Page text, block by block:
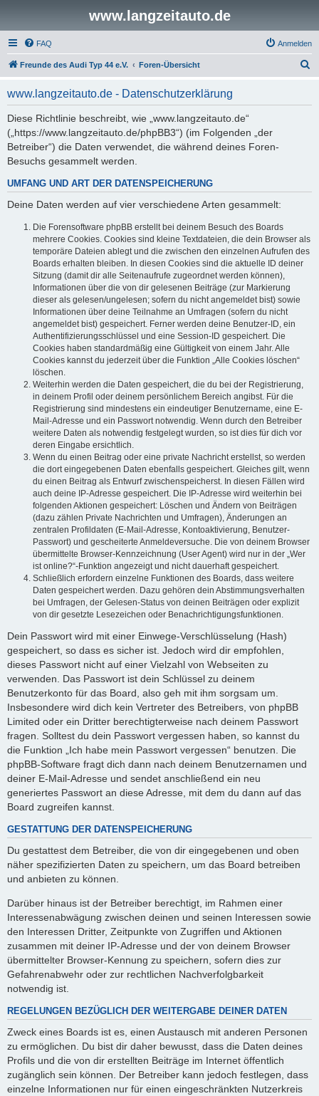
www.langzeitauto.de
FAQ Anmelden
Freunde des Audi Typ 44 e.V. Foren-Übersicht
www.langzeitauto.de - Datenschutzerklärung
Diese Richtlinie beschreibt, wie „www.langzeitauto.de“
(„https://www.langzeitauto.de/phpBB3“) (im Folgenden „der
Betreiber“) die Daten verwendet, die während deines Foren-
Besuchs gesammelt werden.
UMFANG UND ART DER DATENSPEICHERUNG
Deine Daten werden auf vier verschiedene Arten gesammelt:
Die Forensoftware phpBB erstellt bei deinem Besuch des Boards
mehrere Cookies. Cookies sind kleine Textdateien, die dein Browser als
temporäre Dateien ablegt und die zwischen den einzelnen Aufrufen des
Boards erhalten bleiben. In diesen Cookies sind die aktuelle ID deiner
Sitzung (damit dir alle Seitenaufrufe zugeordnet werden können),
Informationen über die von dir gelesenen Beiträge (zur Markierung
dieser als gelesen/ungelesen; sofern du nicht angemeldet bist) sowie
Informationen über deine Teilnahme an Umfragen (sofern du nicht
angemeldet bist) gespeichert. Ferner werden deine Benutzer-ID, ein
Authentifizierungsschlüssel und eine Session-ID gespeichert. Die
Cookies haben standardmäßig eine Gültigkeit von einem Jahr. Alle
Cookies kannst du jederzeit über die Funktion „Alle Cookies löschen“
löschen.
Weiterhin werden die Daten gespeichert, die du bei der Registrierung,
in deinem Profil oder deinem persönlichem Bereich angibst. Für die
Registrierung sind mindestens ein eindeutiger Benutzername, eine E-
Mail-Adresse und ein Passwort notwendig. Wenn durch den Betreiber
weitere Daten als notwendig festgelegt wurden, so ist dies für dich vor
deren Eingabe ersichtlich.
Wenn du einen Beitrag oder eine private Nachricht erstellst, so werden
die dort eingegebenen Daten ebenfalls gespeichert. Gleiches gilt, wenn
du einen Beitrag als Entwurf zwischenspeicherst. In diesen Fällen wird
auch deine IP-Adresse gespeichert. Die IP-Adresse wird weiterhin bei
folgenden Aktionen gespeichert: Löschen und Ändern von Beiträgen
(dazu zählen Private Nachrichten und Umfragen), Änderungen an
zentralen Profildaten (E-Mail-Adresse, Kontoaktivierung, Benutzer-
Passwort) und gescheiterte Anmeldeversuche. Die von deinem Browser
übermittelte Browser-Kennzeichnung (User Agent) wird nur in der „Wer
ist online?“-Funktion angezeigt und nicht dauerhaft gespeichert.
Schließlich erfordern einzelne Funktionen des Boards, dass weitere
Daten gespeichert werden. Dazu gehören dein Abstimmungsverhalten
bei Umfragen, der Gelesen-Status von deinen Beiträgen oder explizit
von dir gesetzte Lesezeichen oder Benachrichtigungsfunktionen.
Dein Passwort wird mit einer Einwege-Verschlüsselung (Hash)
gespeichert, so dass es sicher ist. Jedoch wird dir empfohlen,
dieses Passwort nicht auf einer Vielzahl von Webseiten zu
verwenden. Das Passwort ist dein Schlüssel zu deinem
Benutzerkonto für das Board, also geh mit ihm sorgsam um.
Insbesondere wird dich kein Vertreter des Betreibers, von phpBB
Limited oder ein Dritter berechtigterweise nach deinem Passwort
fragen. Solltest du dein Passwort vergessen haben, so kannst du
die Funktion „Ich habe mein Passwort vergessen“ benutzen. Die
phpBB-Software fragt dich dann nach deinem Benutzernamen und
deiner E-Mail-Adresse und sendet anschließend ein neu
generiertes Passwort an diese Adresse, mit dem du dann auf das
Board zugreifen kannst.
GESTATTUNG DER DATENSPEICHERUNG
Du gestattest dem Betreiber, die von dir eingegebenen und oben
näher spezifizierten Daten zu speichern, um das Board betreiben
und anbieten zu können.
Darüber hinaus ist der Betreiber berechtigt, im Rahmen einer
Interessenabwägung zwischen deinen und seinen Interessen sowie
den Interessen Dritter, Zeitpunkte von Zugriffen und Aktionen
zusammen mit deiner IP-Adresse und der von deinem Browser
übermittelter Browser-Kennung zu speichern, sofern dies zur
Gefahrenabwehr oder zur rechtlichen Nachverfolgbarkeit
notwendig ist.
REGELUNGEN BEZÜGLICH DER WEITERGABE DEINER DATEN
Zweck eines Boards ist es, einen Austausch mit anderen Personen
zu ermöglichen. Du bist dir daher bewusst, dass die Daten deines
Profils und die von dir erstellten Beiträge im Internet öffentlich
zugänglich sein können. Der Betreiber kann jedoch festlegen, dass
einzelne Informationen nur für einen eingeschränkten Nutzerkreis